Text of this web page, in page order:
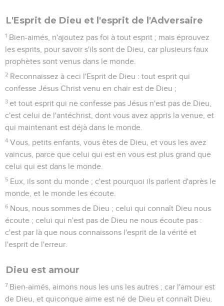
L'Esprit de Dieu et l'esprit de l'Adversaire
1 Bien-aimés, n'ajoutez pas foi à tout esprit ; mais éprouvez
les esprits, pour savoir s'ils sont de Dieu, car plusieurs faux
prophètes sont venus dans le monde.
2 Reconnaissez à ceci l'Esprit de Dieu : tout esprit qui
confesse Jésus Christ venu en chair est de Dieu ;
3 et tout esprit qui ne confesse pas Jésus n'est pas de Dieu,
c'est celui de l'antéchrist, dont vous avez appris la venue, et
qui maintenant est déjà dans le monde.
4 Vous, petits enfants, vous êtes de Dieu, et vous les avez
vaincus, parce que celui qui est en vous est plus grand que
celui qui est dans le monde.
5 Eux, ils sont du monde ; c'est pourquoi ils parlent d'après le
monde, et le monde les écoute.
6 Nous, nous sommes de Dieu ; celui qui connaît Dieu nous
écoute ; celui qui n'est pas de Dieu ne nous écoute pas :
c'est par là que nous connaissons l'esprit de la vérité et
l'esprit de l'erreur.
Dieu est amour
7 Bien-aimés, aimons nous les uns les autres ; car l'amour est
de Dieu, et quiconque aime est né de Dieu et connaît Dieu.